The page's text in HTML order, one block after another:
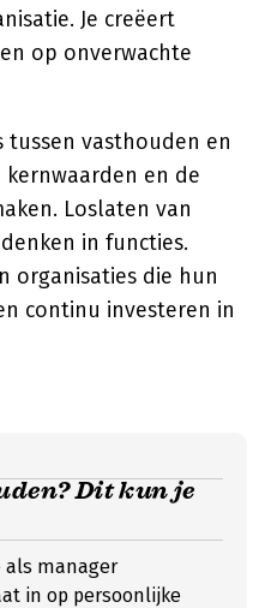
Je creëert
op onverwachte
tussen vasthouden en
en de
Loslaten van
in functies.
organisaties die hun
continu investeren in
Dit kun je
als manager
in op persoonlijke